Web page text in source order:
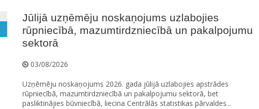
Jūlijā uzņēmēju noskaņojums uzlabojies
rūpniecībā, mazumtirdzniecībā un pakalpojumu
sektorā
03/08/2026
Uzņēmēju noskaņojums 2026. gada jūlijā uzlabojies apstrādes
rūpniecībā, mazumtirdzniecībā un pakalpojumu sektorā, bet
pasliktinājies būvniecībā, liecina Centrālās statistikas pārvaldes...